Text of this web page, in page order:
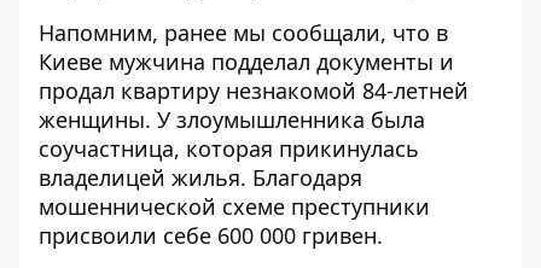
Напомним, ранее мы сообщали, что в
Киеве мужчина подделал документы и
продал квартиру незнакомой 84-летней
женщины. У злоумышленника была
соучастница, которая прикинулась
владелицей жилья. Благодаря
мошеннической схеме преступники
присвоили себе 600 000 гривен.